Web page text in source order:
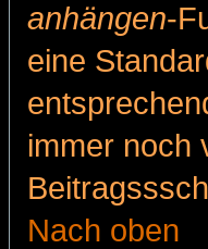
anhängen-
eine
immer noch
Nach oben